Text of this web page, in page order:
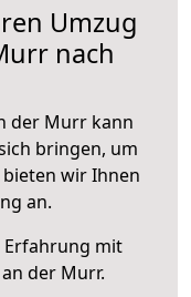
Umzug
nach
der Murr kann
bringen, um
wir Ihnen
an.
Erfahrung mit
der Murr.